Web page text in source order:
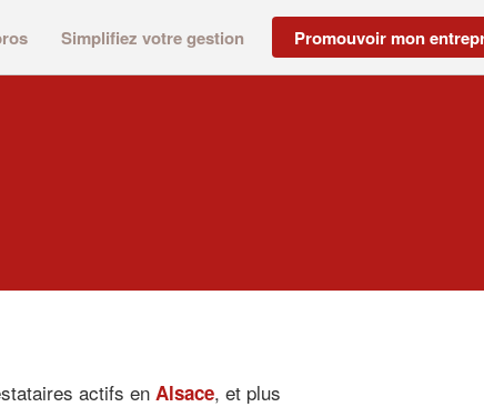
Simplifiez votre gestion Promouvoir mon
actifs en Alsace, et plus